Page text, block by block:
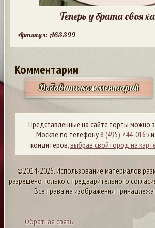
Теперь у брата своя
Артикул: A63399
Комментарии
Добавить комментарий
Представленные на сайте торты можно
Москве по телефону8 (495) 744-0165
кондитеров,выбрав свой город на
©2014-2026. Использование материалов
разрешено только с предварительного
Все права на изображения
Обратная связь